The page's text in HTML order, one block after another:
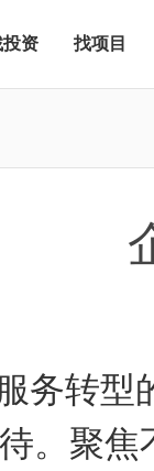
投资 找项目
务转型
。聚